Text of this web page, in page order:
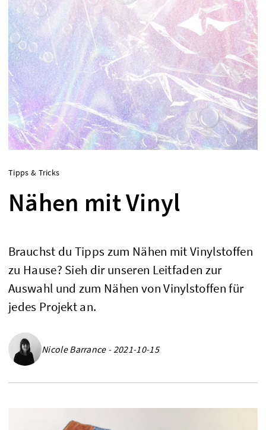
Tipps & Tricks
Nähen mit Vinyl
Brauchst du Tipps zum Nähen mit Vinylstoffen
zu Hause? Sieh dir unseren Leitfaden zur
Auswahl und zum Nähen von Vinylstoffen für
jedes Projekt an.
Nicole Barrance - 2021-10-15